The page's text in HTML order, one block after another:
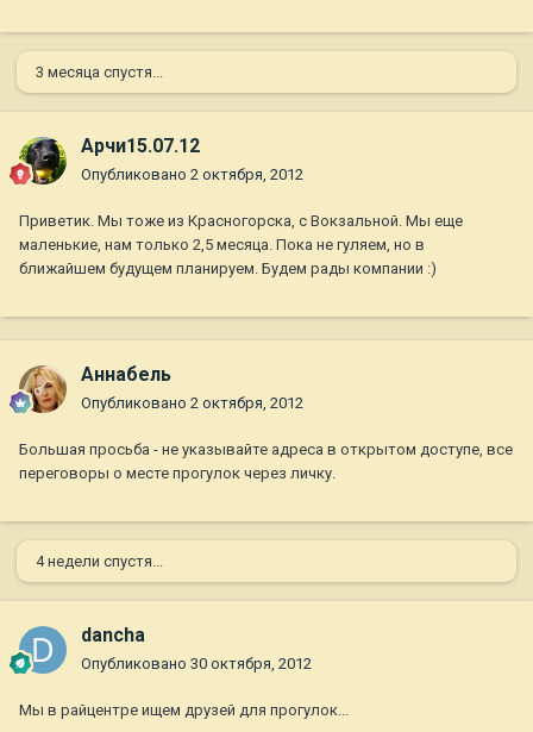
3 месяца спустя...
Арчи15.07.12
Опубликовано 2 октября, 2012
Приветик. Мы тоже из Красногорска, с Вокзальной. Мы еще
маленькие, нам только 2,5 месяца. Пока не гуляем, но в
ближайшем будущем планируем. Будем рады компании :)
Aннaбель
Опубликовано 2 октября, 2012
Большая просьба - не указывайте адреса в открытом доступе, все
переговоры о месте прогулок через личку.
4 недели спустя...
dancha
Опубликовано 30 октября, 2012
Мы в райцентре ищем друзей для прогулок...